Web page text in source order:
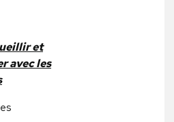
et
avec les